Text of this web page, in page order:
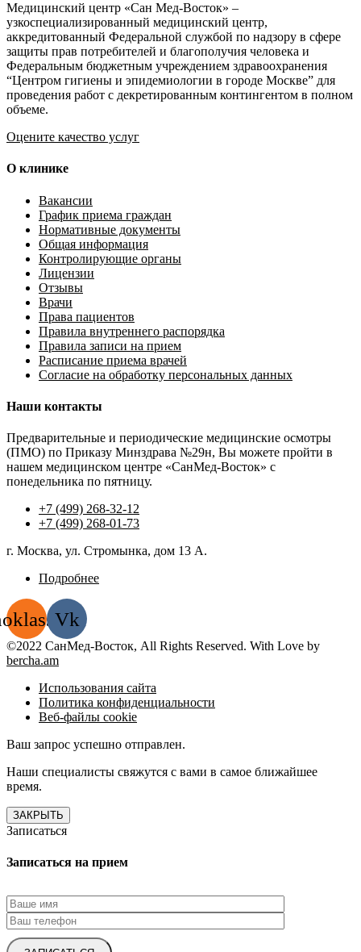
Медицинский центр «Сан Мед-Восток» –
узкоспециализированный медицинский центр,
аккредитованный Федеральной службой по надзору в сфере
защиты прав потребителей и благополучия человека и
Федеральным бюджетным учреждением здравоохранения
“Центром гигиены и эпидемиологии в городе Москве” для
проведения работ с декретированным контингентом в полном
объеме.
Оцените качество услуг
О клинике
Вакансии
График приема граждан
Нормативные документы
Общая информация
Контролирующие органы
Лицензии
Отзывы
Врачи
Права пациентов
Правила внутреннего распорядка
Правила записи на прием
Расписание приема врачей
Согласие на обработку персональных данных
Наши контакты
Предварительные и периодические медицинские осмотры
(ПМО) по Приказу Минздрава №29н, Вы можете пройти в
нашем медицинском центре «СанМед-Восток» с
понедельника по пятницу.
+7 (499) 268-32-12
+7 (499) 268-01-73
г. Москва, ул. Стромынка, дом 13 А.
Подробнее
Vk
©2022 СанМед-Восток, All Rights Reserved. With Love by
bercha.am
Использования сайта
Политика конфиденциальности
Веб-файлы cookie
Ваш запрос успешно отправлен.
Наши специалисты свяжутся с вами в самое ближайшее
время.
ЗАКРЫТЬ
Записаться
Записаться на прием